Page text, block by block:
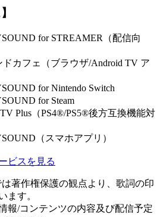
for STREAMER（配信向
ドカフェ（ブラウザ/Android TV ア
for Nintendo Switch
for Steam
Plus（PS4®/PS5®後方互換機能対
（スマホアプリ）
ビスを見る
は著作権保護の観点より、歌詞の印
ます。
報/コンテンツの内容及び配信予定